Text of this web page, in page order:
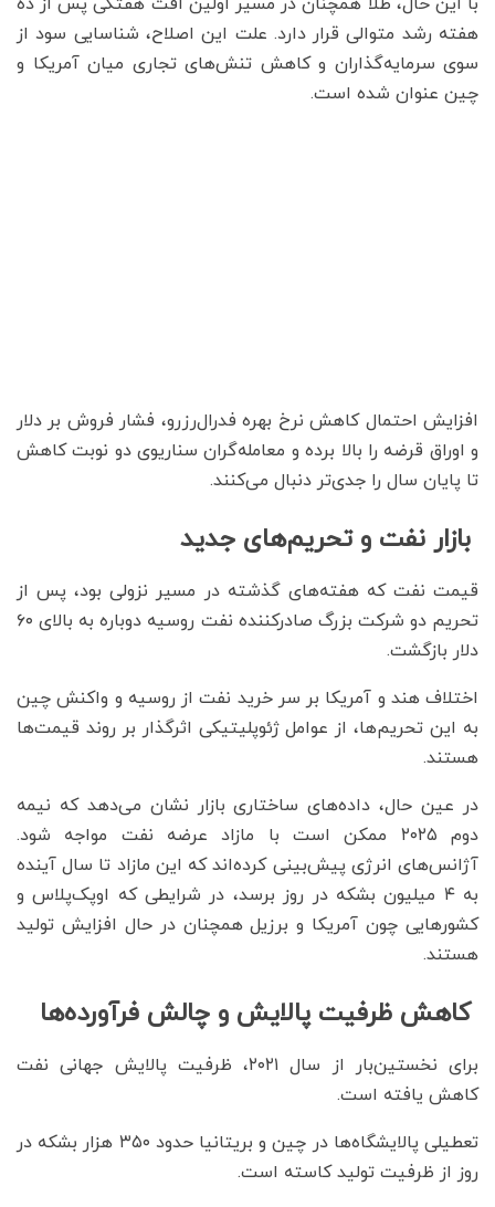
هفته رشد متوالی قرار دارد. علت این اصلاح، شناسایی سود از
سوی سرمایه‌گذاران و کاهش تنش‌های تجاری میان آمریکا و
چین عنوان شده است.
افزایش احتمال کاهش نرخ بهره فدرال‌رزرو، فشار فروش بر دلار
و اوراق قرضه را بالا برده و معامله‌گران سناریوی دو نوبت کاهش
تا پایان سال را جدی‌تر دنبال می‌کنند.
بازار نفت و تحریم‌های جدید
قیمت نفت که هفته‌های گذشته در مسیر نزولی بود، پس از
تحریم دو شرکت بزرگ صادرکننده نفت روسیه دوباره به بالای ۶۰
دلار بازگشت.
اختلاف هند و آمریکا بر سر خرید نفت از روسیه و واکنش چین
به این تحریم‌ها، از عوامل ژئوپلیتیکی اثرگذار بر روند قیمت‌ها
هستند.
در عین حال، داده‌های ساختاری بازار نشان می‌دهد که نیمه
دوم ۲۰۲۵ ممکن است با مازاد عرضه نفت مواجه شود.
آژانس‌های انرژی پیش‌بینی کرده‌اند که این مازاد تا سال آینده
به ۴ میلیون بشکه در روز برسد، در شرایطی که اوپک‌پلاس و
کشورهایی چون آمریکا و برزیل همچنان در حال افزایش تولید
هستند.
کاهش ظرفیت پالایش و چالش فرآورده‌ها
برای نخستین‌بار از سال ۲۰۲۱، ظرفیت پالایش جهانی نفت
کاهش یافته است.
تعطیلی پالایشگاه‌ها در چین و بریتانیا حدود ۳۵۰ هزار بشکه در
روز از ظرفیت تولید کاسته است.